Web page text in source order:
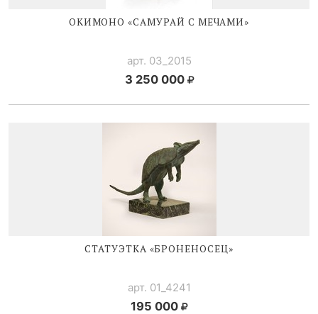
ОКИМОНО «САМУРАЙ С МЕЧАМИ»
арт. 03_2015
3 250 000
СТАТУЭТКА «БРОНЕНОСЕЦ»
арт. 01_4241
195 000